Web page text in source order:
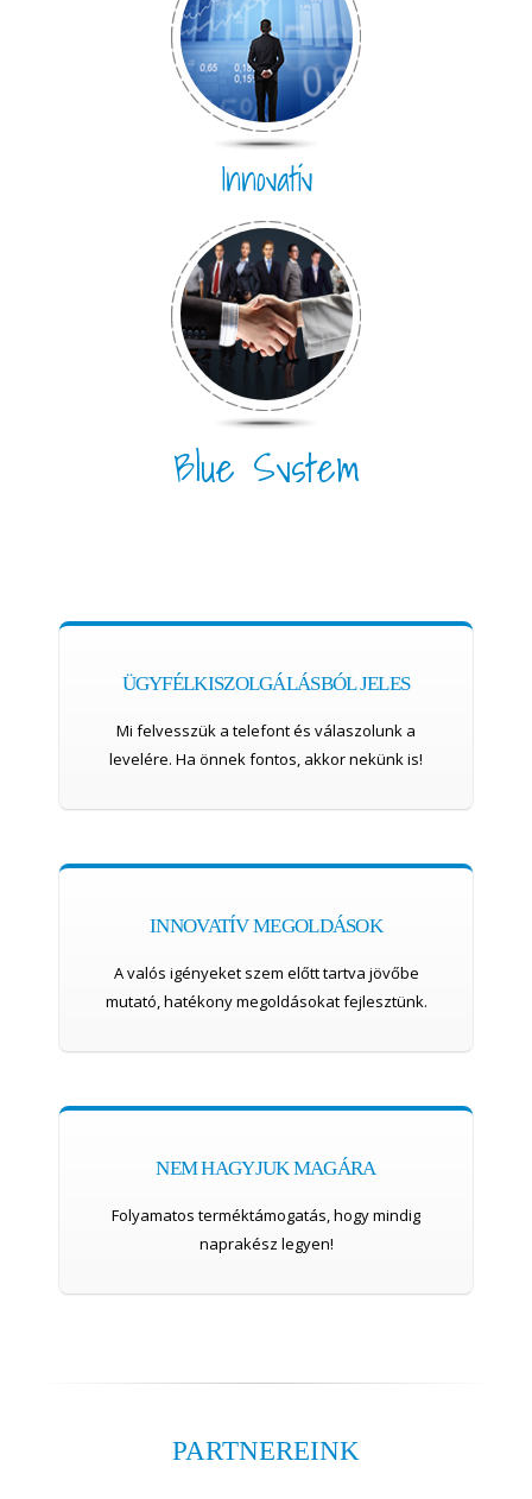
Innovatív
Blue System
ÜGYFÉLKISZOLGÁLÁSBÓL JELES
Mi felvesszük a telefont és válaszolunk a
levelére. Ha önnek fontos, akkor nekünk is!
INNOVATÍV MEGOLDÁSOK
A valós igényeket szem előtt tartva jövőbe
mutató, hatékony megoldásokat fejlesztünk.
NEM HAGYJUK MAGÁRA
Folyamatos terméktámogatás, hogy mindig
naprakész legyen!
PARTNEREINK